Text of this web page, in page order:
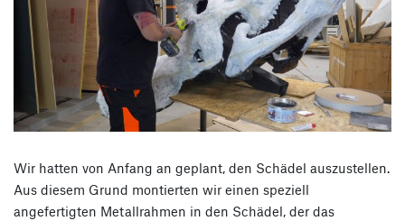
Wir hatten von Anfang an geplant, den Schädel auszustellen.
Aus diesem Grund montierten wir einen speziell
angefertigten Metallrahmen in den Schädel, der das